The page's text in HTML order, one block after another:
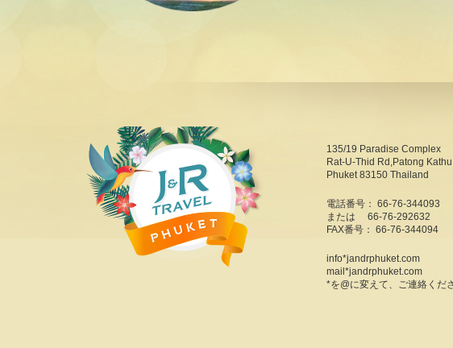
135/19 Paradise Complex
Rat-U-Thid Rd,Patong Kathu
Phuket 83150 Thailand
電話番号： 66-76-344093
または 66-76-292632
FAX番号： 66-76-344094
info*jandrphuket.com
mail*jandrphuket.com
*を@に変えて、ご連絡くだ